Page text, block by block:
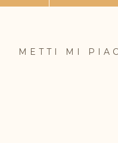
METTI MI